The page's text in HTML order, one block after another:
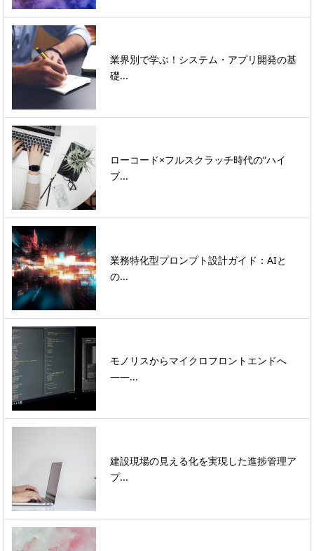
業界別で学ぶ！システム・アプリ開発の基
礎...
ローコード×フルスクラッチ時代の“ハイ
ブ...
業務特化型プロンプト設計ガイド：AIと
の...
モノリスからマイクロフロントエンドへ
――...
建設現場の見える化を実現した進捗管理ア
プ...